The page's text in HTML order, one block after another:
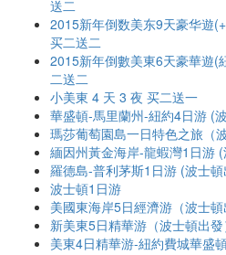
送二
2015新年倒数美东9天豪华遊
买二送二
2015新年倒數美東6天豪華遊(
二送二
小美東 4 天 3 夜 买二送一
華盛頓-馬里蘭州-紐約4日游 (
瑪莎葡萄園島一日特色之旅（
緬因州黃金海岸-龍蝦灣1日游
羅德島-普利茅斯1日游 (波士
波士頓1日游
美國東海岸5日經濟游（波士
新美東5日精華游（波士頓出
美東4日精華游-紐約費城華盛